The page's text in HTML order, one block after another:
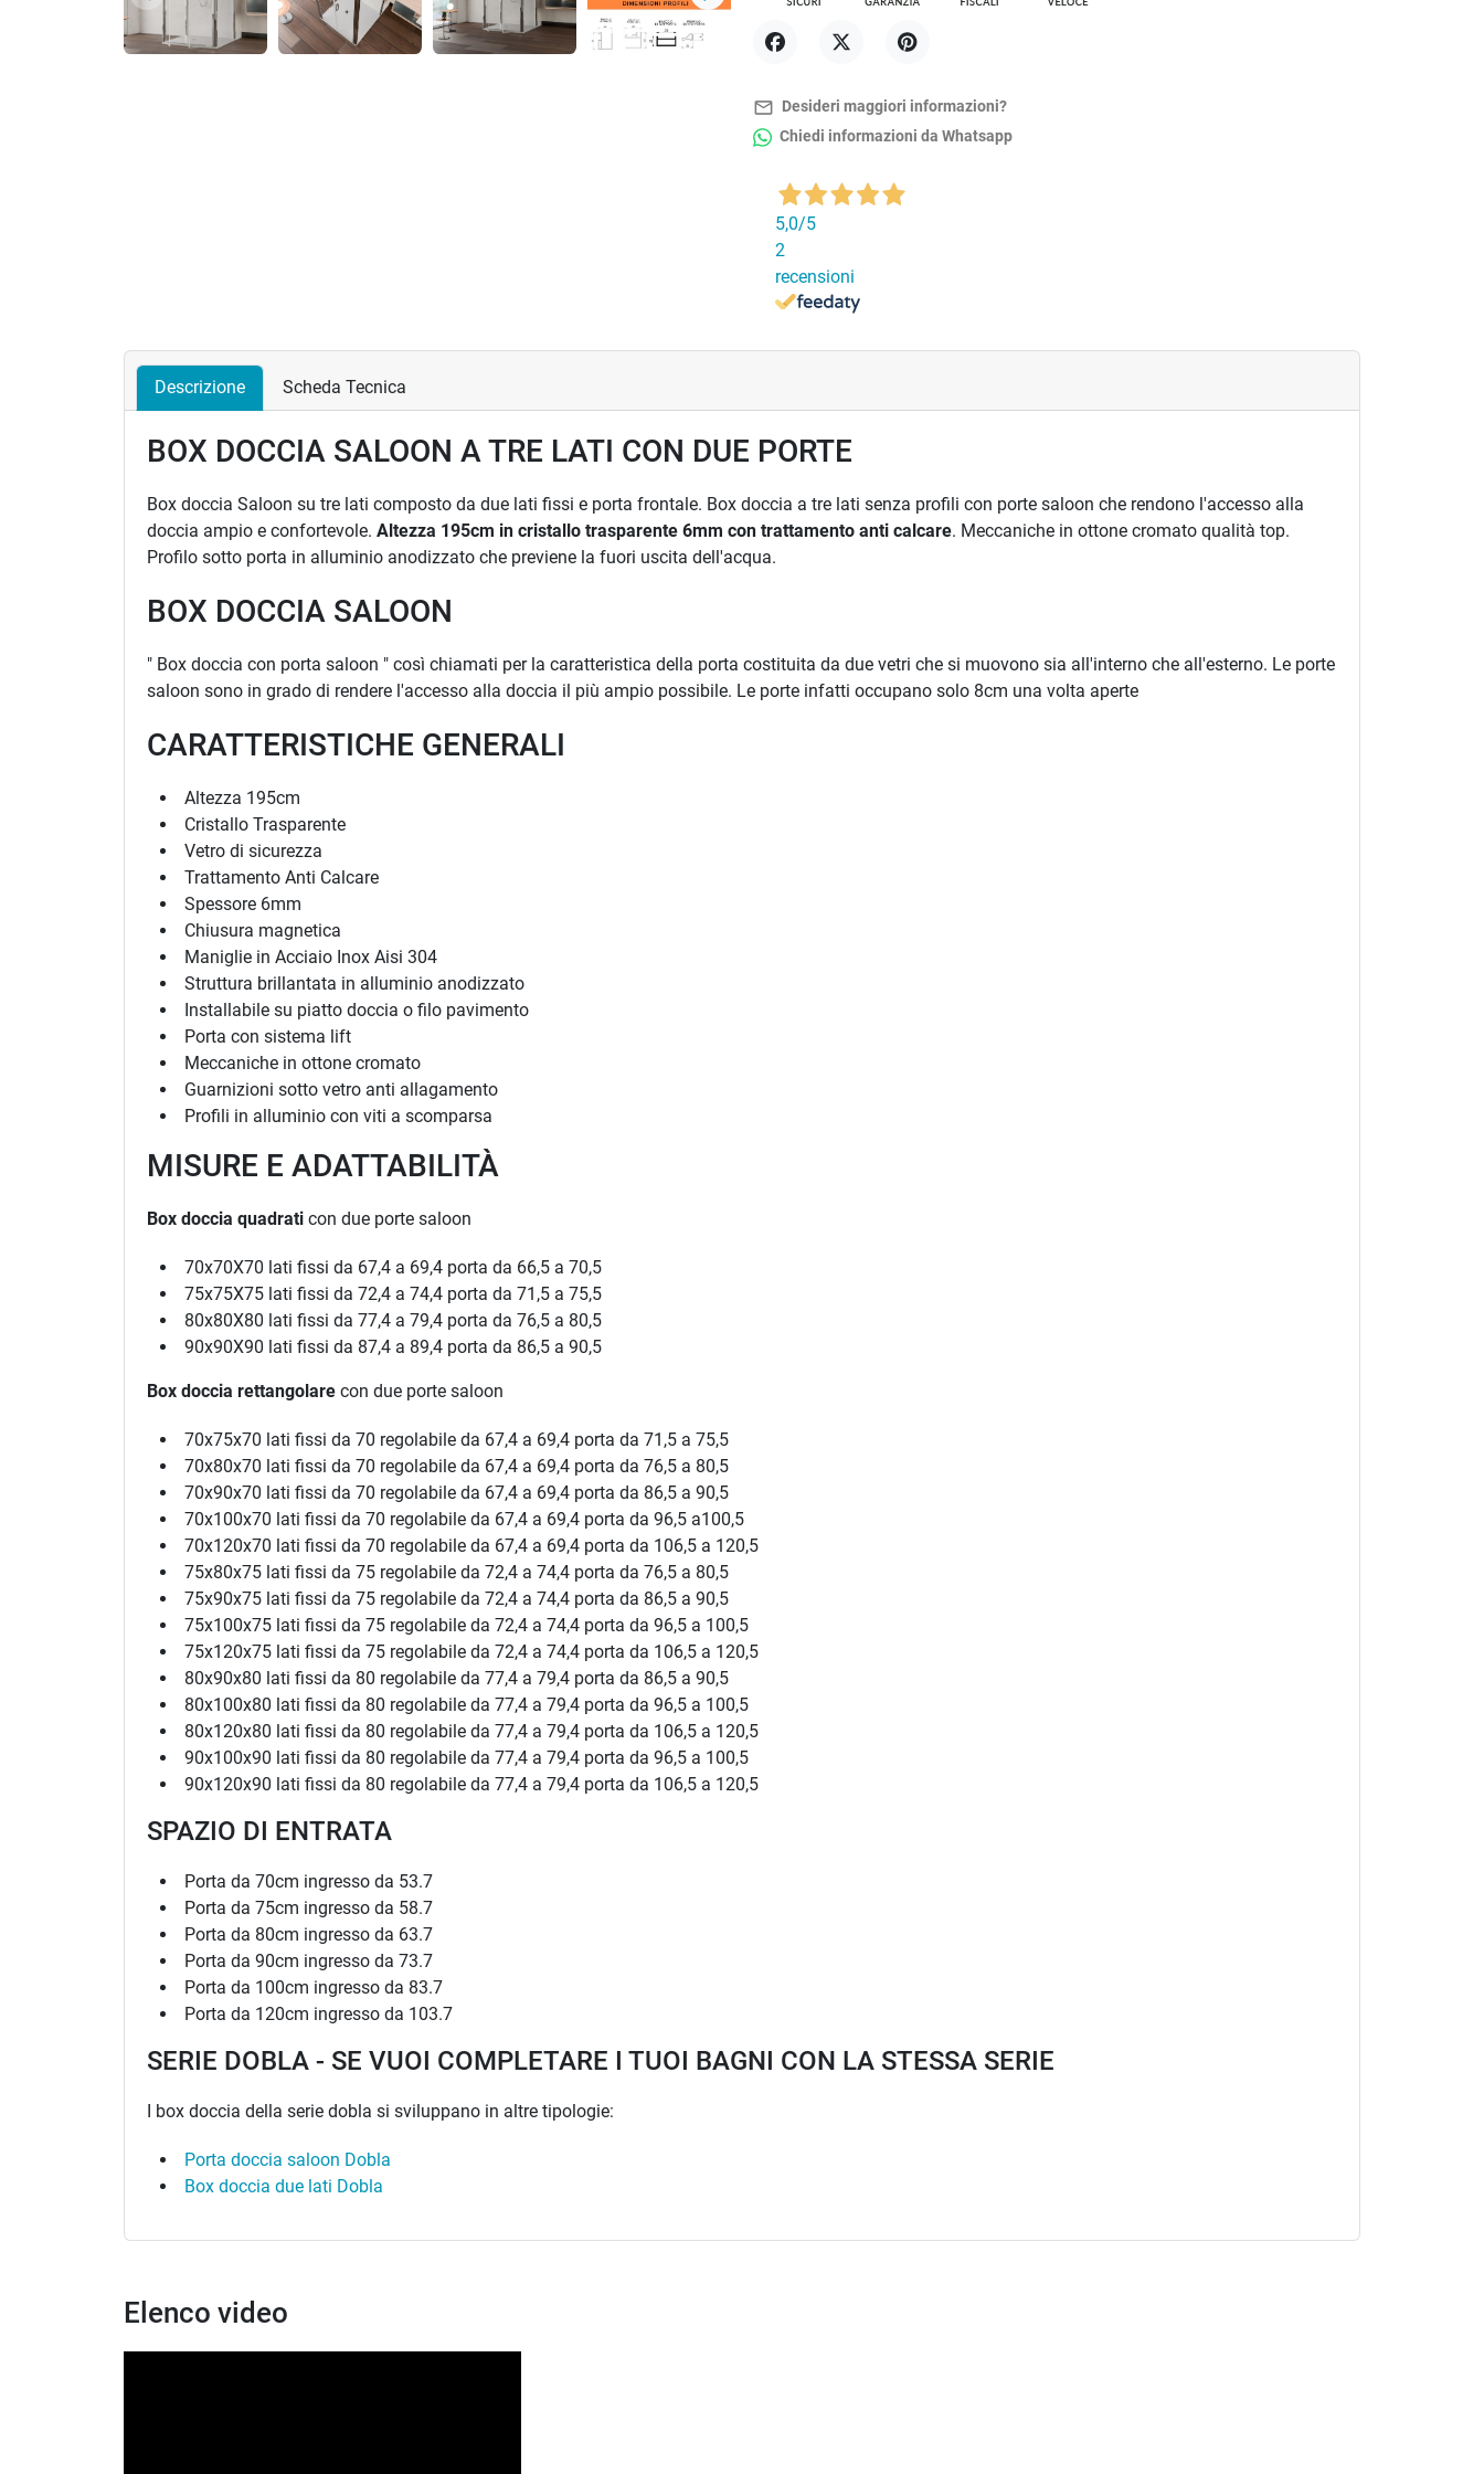
mail_outline Desideri maggiori informazioni?
Chiedi informazioni da Whatsapp
5,0/5
2
recensioni
Descrizione Scheda Tecnica
BOX DOCCIA SALOON A TRE LATI CON DUE PORTE
Box doccia Saloon su tre lati composto da due lati fissi e porta frontale. Box doccia a tre lati senza profili con porte saloon che rendono l'accesso alla
doccia ampio e confortevole. Altezza 195cm in cristallo trasparente 6mm con trattamento anti calcare. Meccaniche in ottone cromato qualità top.
Profilo sotto porta in alluminio anodizzato che previene la fuori uscita dell'acqua.
BOX DOCCIA SALOON
" Box doccia con porta saloon " così chiamati per la caratteristica della porta costituita da due vetri che si muovono sia all'interno che all'esterno. Le porte
saloon sono in grado di rendere l'accesso alla doccia il più ampio possibile. Le porte infatti occupano solo 8cm una volta aperte
CARATTERISTICHE GENERALI
Altezza 195cm
Cristallo Trasparente
Vetro di sicurezza
Trattamento Anti Calcare
Spessore 6mm
Chiusura magnetica
Maniglie in Acciaio Inox Aisi 304
Struttura brillantata in alluminio anodizzato
Installabile su piatto doccia o filo pavimento
Porta con sistema lift
Meccaniche in ottone cromato
Guarnizioni sotto vetro anti allagamento
Profili in alluminio con viti a scomparsa
MISURE E ADATTABILITÀ
Box doccia quadrati con due porte saloon
70x70X70 lati fissi da 67,4 a 69,4 porta da 66,5 a 70,5
75x75X75 lati fissi da 72,4 a 74,4 porta da 71,5 a 75,5
80x80X80 lati fissi da 77,4 a 79,4 porta da 76,5 a 80,5
90x90X90 lati fissi da 87,4 a 89,4 porta da 86,5 a 90,5
Box doccia rettangolare con due porte saloon
70x75x70 lati fissi da 70 regolabile da 67,4 a 69,4 porta da 71,5 a 75,5
70x80x70 lati fissi da 70 regolabile da 67,4 a 69,4 porta da 76,5 a 80,5
70x90x70 lati fissi da 70 regolabile da 67,4 a 69,4 porta da 86,5 a 90,5
70x100x70 lati fissi da 70 regolabile da 67,4 a 69,4 porta da 96,5 a100,5
70x120x70 lati fissi da 70 regolabile da 67,4 a 69,4 porta da 106,5 a 120,5
75x80x75 lati fissi da 75 regolabile da 72,4 a 74,4 porta da 76,5 a 80,5
75x90x75 lati fissi da 75 regolabile da 72,4 a 74,4 porta da 86,5 a 90,5
75x100x75 lati fissi da 75 regolabile da 72,4 a 74,4 porta da 96,5 a 100,5
75x120x75 lati fissi da 75 regolabile da 72,4 a 74,4 porta da 106,5 a 120,5
80x90x80 lati fissi da 80 regolabile da 77,4 a 79,4 porta da 86,5 a 90,5
80x100x80 lati fissi da 80 regolabile da 77,4 a 79,4 porta da 96,5 a 100,5
80x120x80 lati fissi da 80 regolabile da 77,4 a 79,4 porta da 106,5 a 120,5
90x100x90 lati fissi da 80 regolabile da 77,4 a 79,4 porta da 96,5 a 100,5
90x120x90 lati fissi da 80 regolabile da 77,4 a 79,4 porta da 106,5 a 120,5
SPAZIO DI ENTRATA
Porta da 70cm ingresso da 53.7
Porta da 75cm ingresso da 58.7
Porta da 80cm ingresso da 63.7
Porta da 90cm ingresso da 73.7
Porta da 100cm ingresso da 83.7
Porta da 120cm ingresso da 103.7
SERIE DOBLA - SE VUOI COMPLETARE I TUOI BAGNI CON LA STESSA SERIE
I box doccia della serie dobla si sviluppano in altre tipologie:
Porta doccia saloon Dobla
Box doccia due lati Dobla
Elenco video